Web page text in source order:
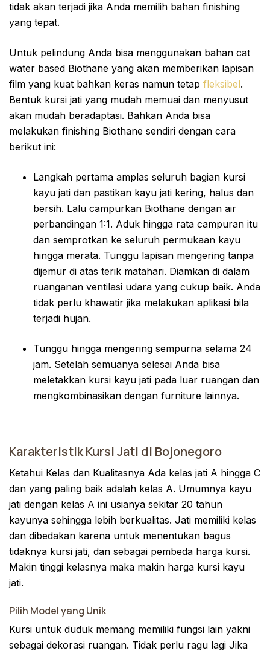
tidak akan terjadi jika Anda memilih bahan finishing
yang tepat.
Untuk pelindung Anda bisa menggunakan bahan cat
water based Biothane yang akan memberikan lapisan
film yang kuat bahkan keras namun tetap fleksibel.
Bentuk kursi jati yang mudah memuai dan menyusut
akan mudah beradaptasi. Bahkan Anda bisa
melakukan finishing Biothane sendiri dengan cara
berikut ini:
Langkah pertama amplas seluruh bagian kursi
kayu jati dan pastikan kayu jati kering, halus dan
bersih. Lalu campurkan Biothane dengan air
perbandingan 1:1. Aduk hingga rata campuran itu
dan semprotkan ke seluruh permukaan kayu
hingga merata. Tunggu lapisan mengering tanpa
dijemur di atas terik matahari. Diamkan di dalam
ruanganan ventilasi udara yang cukup baik. Anda
tidak perlu khawatir jika melakukan aplikasi bila
terjadi hujan.
Tunggu hingga mengering sempurna selama 24
jam. Setelah semuanya selesai Anda bisa
meletakkan kursi kayu jati pada luar ruangan dan
mengkombinasikan dengan furniture lainnya.
Karakteristik Kursi Jati di Bojonegoro
Ketahui Kelas dan Kualitasnya Ada kelas jati A hingga C
dan yang paling baik adalah kelas A. Umumnya kayu
jati dengan kelas A ini usianya sekitar 20 tahun
kayunya sehingga lebih berkualitas. Jati memiliki kelas
dan dibedakan karena untuk menentukan bagus
tidaknya kursi jati, dan sebagai pembeda harga kursi.
Makin tinggi kelasnya maka makin harga kursi kayu
jati.
Pilih Model yang Unik
Kursi untuk duduk memang memiliki fungsi lain yakni
sebagai dekorasi ruangan. Tidak perlu ragu lagi Jika